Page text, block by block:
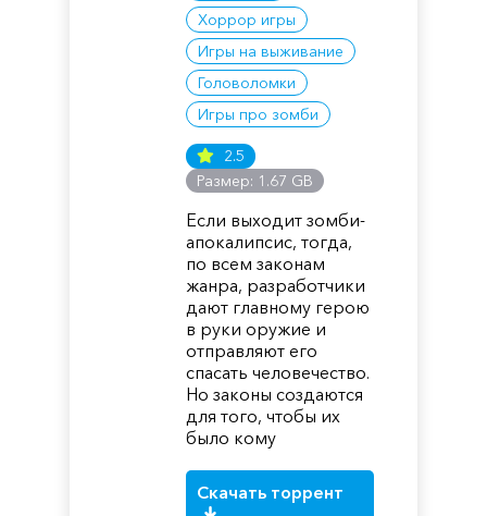
Хоррор игры
Игры на выживание
Головоломки
Игры про зомби
2.5
Размер: 1.67 GB
Если выходит зомби-
апокалипсис, тогда,
по всем законам
жанра, разработчики
дают главному герою
в руки оружие и
отправляют его
спасать человечество.
Но законы создаются
для того, чтобы их
было кому
Скачать торрент